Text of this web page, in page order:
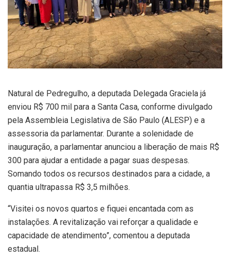
Natural de Pedregulho, a deputada Delegada Graciela já
enviou R$ 700 mil para a Santa Casa, conforme divulgado
pela Assembleia Legislativa de São Paulo (ALESP) e a
assessoria da parlamentar. Durante a solenidade de
inauguração, a parlamentar anunciou a liberação de mais R$
300 para ajudar a entidade a pagar suas despesas.
Somando todos os recursos destinados para a cidade, a
quantia ultrapassa R$ 3,5 milhões.
“Visitei os novos quartos e fiquei encantada com as
instalações. A revitalização vai reforçar a qualidade e
capacidade de atendimento”, comentou a deputada
estadual.